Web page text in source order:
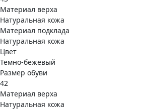
Материал верха
Натуральная кожа
Материал подклада
Натуральная кожа
Цвет
Темно-бежевый
Размер обуви
42
Материал верха
Натуральная кожа